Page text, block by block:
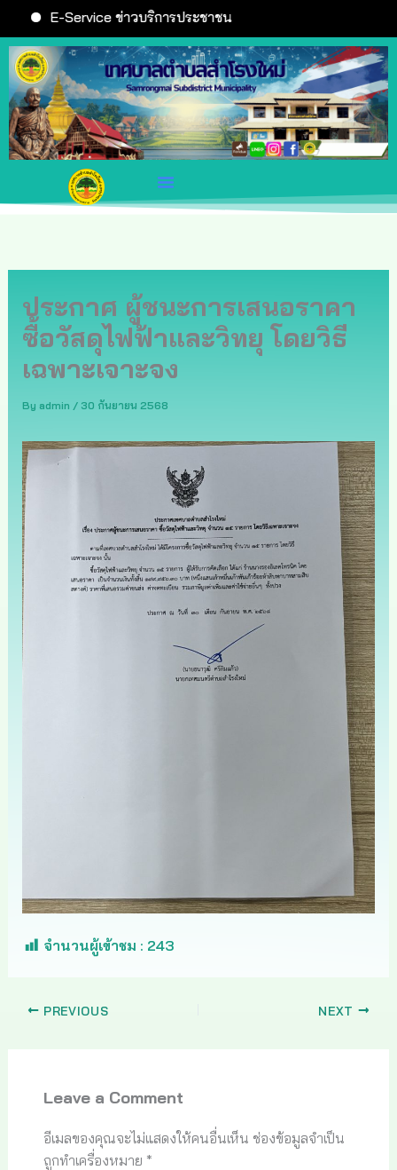
E-Service ข่าวบริการประชาชน
content
ประกาศ ผู้ชนะการเสนอราคา
ซื้อวัสดุไฟฟ้าและวิทยุ โดยวิธี
เฉพาะเจาะจง
By admin / 30 กันยายน 2568
จำนวนผู้เข้าชม : 243
PREVIOUS NEXT
Leave a Comment
อีเมลของคุณจะไม่แสดงให้คนอื่นเห็น ช่องข้อมูลจำเป็น
ถูกทำเครื่องหมาย *